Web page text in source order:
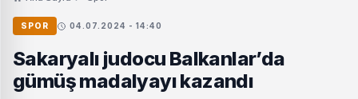
SPOR 04.07.2024 - 14:40
Sakaryalı judocu Balkanlar’da
gümüş madalyayı kazandı